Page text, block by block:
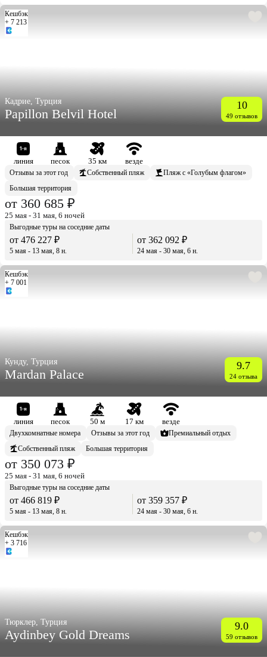
Кешбэк
+ 7 213
Кадрие, Турция
Papillon Belvil Hotel
10
49 отзывов
линия песок 35 км
везде
Отзывы за этот год
Собственный пляж
Пляж с «Голубым флагом»
Большая территория
от 360 685 ₽
25 мая - 31 мая, 6 ночей
Выгодные туры на соседние даты
от 476 227 ₽
5 мая - 13 мая, 8 н.
от 362 092 ₽
24 мая - 30 мая, 6 н.
Кешбэк
+ 7 001
Кунду, Турция
Mardan Palace
9.7
24 отзыва
линия песок 50 м 17 км
везде
Двухкомнатные номера
Отзывы за этот год
Премиальный отдых
Собственный пляж
Большая территория
от 350 073 ₽
25 мая - 31 мая, 6 ночей
Выгодные туры на соседние даты
от 466 819 ₽
5 мая - 13 мая, 8 н.
от 359 357 ₽
24 мая - 30 мая, 6 н.
Кешбэк
+ 3 716
Тюрклер, Турция
Aydinbey Gold Dreams
9.0
59 отзывов